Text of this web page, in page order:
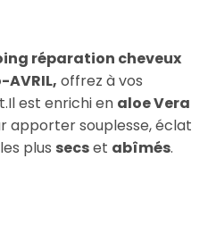
réparation cheveux
offrez à vos
est enrichi en aloe Vera
apporter souplesse, éclat
les plus secset abîmés.